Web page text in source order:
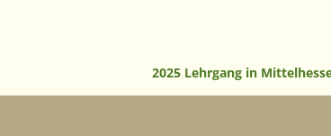
2025 Lehrgang in